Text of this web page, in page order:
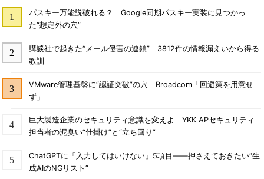
パスキー万能説破れる？ Google同期パスキー実装に見つかっ
た“想定外の穴”
講談社で起きた“メール侵害の連鎖” 3812件の情報漏えいから得る
教訓
VMware管理基盤に“認証突破”の穴 Broadcom「回避策を用意せ
ず」
巨大製造企業のセキュリティ意識を変えよ YKK APセキュリティ
担当者の泥臭い“仕掛け”と“立ち回り”
ChatGPTに「入力してはいけない」5項目――押さえておきたい“生
成AIのNGリスト”